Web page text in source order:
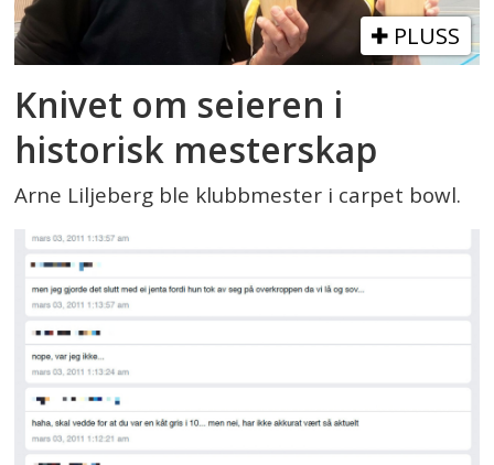
PLUSS
Knivet om seieren i
historisk mesterskap
Arne Liljeberg ble klubbmester i carpet bowl.